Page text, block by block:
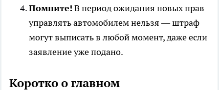
Помните! В период ожидания новых прав
управлять автомобилем нельзя — штраф
могут выписать в любой момент, даже если
заявление уже подано.
Коротко о главном